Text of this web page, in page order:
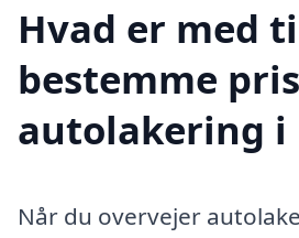
Hvad er med
bestemme
autolakering i
Når du overvejer